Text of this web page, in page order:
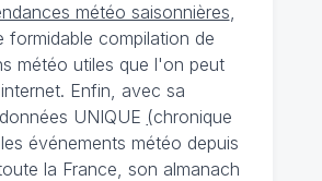
météo saisonnières,
formidable compilation de
météo utiles que l'on peut
Enfin, avec sa
UNIQUE (chronique
événements météo depuis
la France, son almanach